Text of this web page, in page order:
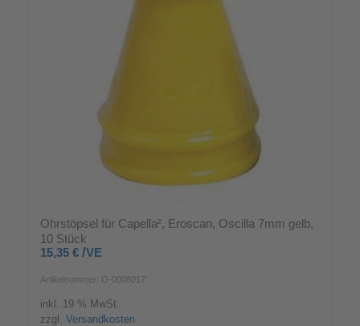
Ohrstöpsel für Capella², Eroscan, Oscilla 7mm gelb,
10 Stück
15,35 € /VE
Artikelnummer: O-0008017
inkl. 19 % MwSt.
zzgl. Versandkosten